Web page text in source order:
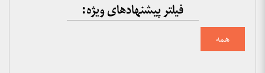
فیلتر پیشنهادهای ویژه:
همه